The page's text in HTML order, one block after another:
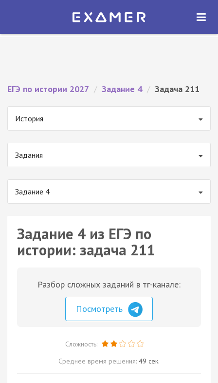
Экзамер — ЕГЭ 2027
ОТКРЫТЬ
ЕГЭ по истории 2027 / Задание 4 / Задача 211
История
Задания
Задание 4
Задание 4 из ЕГЭ по
истории: задача 211
Разбор сложных заданий в тг-канале:
Посмотреть
Сложность:
Среднее время решения: 49 сек.